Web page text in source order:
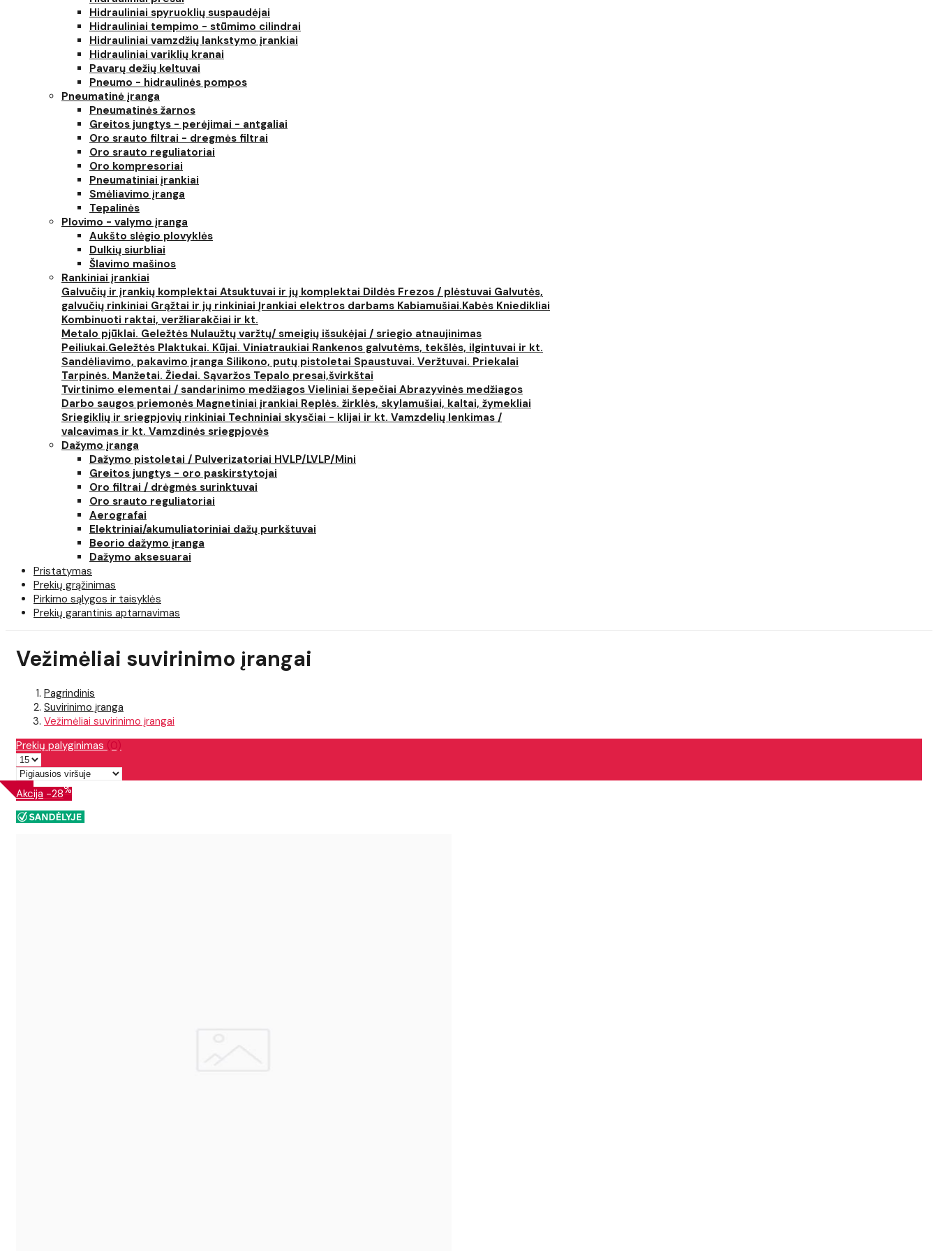
Hidrauliniai spyruoklių suspaudėjai
Hidrauliniai tempimo - stūmimo cilindrai
Hidrauliniai vamzdžių lankstymo įrankiai
Hidrauliniai variklių kranai
Pavarų dežių keltuvai
Pneumo - hidraulinės pompos
Pneumatinė įranga
Pneumatinės žarnos
Greitos jungtys - perėjimai - antgaliai
Oro srauto filtrai - dregmės filtrai
Oro srauto reguliatoriai
Oro kompresoriai
Pneumatiniai įrankiai
Smėliavimo įranga
Tepalinės
Plovimo - valymo įranga
Aukšto slėgio plovyklės
Dulkių siurbliai
Šlavimo mašinos
Rankiniai įrankiai
Galvučių ir įrankių komplektai Atsuktuvai ir jų komplektai Dildės Frezos / plėstuvai Galvutės,
galvučių rinkiniai Grąžtai ir jų rinkiniai Įrankiai elektros darbams Kabiamušiai.Kabės Kniedikliai
Kombinuoti raktai, veržliarakčiai ir kt.
Metalo pjūklai. Geležtės Nulaužtų varžtų/ smeigių išsukėjai / sriegio atnaujinimas
Peiliukai.Geležtės Plaktukai. Kūjai. Viniatraukiai Rankenos galvutėms, tekšlės, ilgintuvai ir kt.
Sandėliavimo, pakavimo įranga Silikono, putų pistoletai Spaustuvai. Veržtuvai. Priekalai
Tarpinės. Manžetai. Žiedai. Sąvaržos Tepalo presai,švirkštai
Tvirtinimo elementai / sandarinimo medžiagos Vieliniai šepečiai Abrazyvinės medžiagos
Darbo saugos priemonės Magnetiniai įrankiai Replės. žirklės, skylamušiai, kaltai, žymekliai
Sriegiklių ir sriegpjovių rinkiniai Techniniai skysčiai - klijai ir kt. Vamzdelių lenkimas /
valcavimas ir kt. Vamzdinės sriegpjovės
Dažymo įranga
Dažymo pistoletai / Pulverizatoriai HVLP/LVLP/Mini
Greitos jungtys - oro paskirstytojai
Oro filtrai / drėgmės surinktuvai
Oro srauto reguliatoriai
Aerografai
Elektriniai/akumuliatoriniai dažų purkštuvai
Beorio dažymo įranga
Dažymo aksesuarai
Pristatymas
Prekių grąžinimas
Pirkimo sąlygos ir taisyklės
Prekių garantinis aptarnavimas
Vežimėliai suvirinimo įrangai
Pagrindinis
Suvirinimo įranga
Vežimėliai suvirinimo įrangai
Prekių palyginimas (0)
Akcija -28%